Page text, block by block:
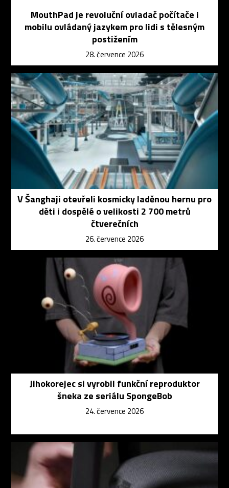
MouthPad je revoluční ovladač počítače i
mobilu ovládaný jazykem pro lidi s tělesným
postižením
28. července 2026
V Šanghaji otevřeli kosmicky laděnou hernu pro
děti i dospělé o velikosti 2 700 metrů
čtverečních
26. července 2026
Jihokorejec si vyrobil funkční reproduktor
šneka ze seriálu SpongeBob
24. července 2026